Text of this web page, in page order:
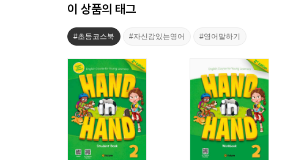
이 상품의 태그
#초등코스북 #자신감있는영어 #영어말하기